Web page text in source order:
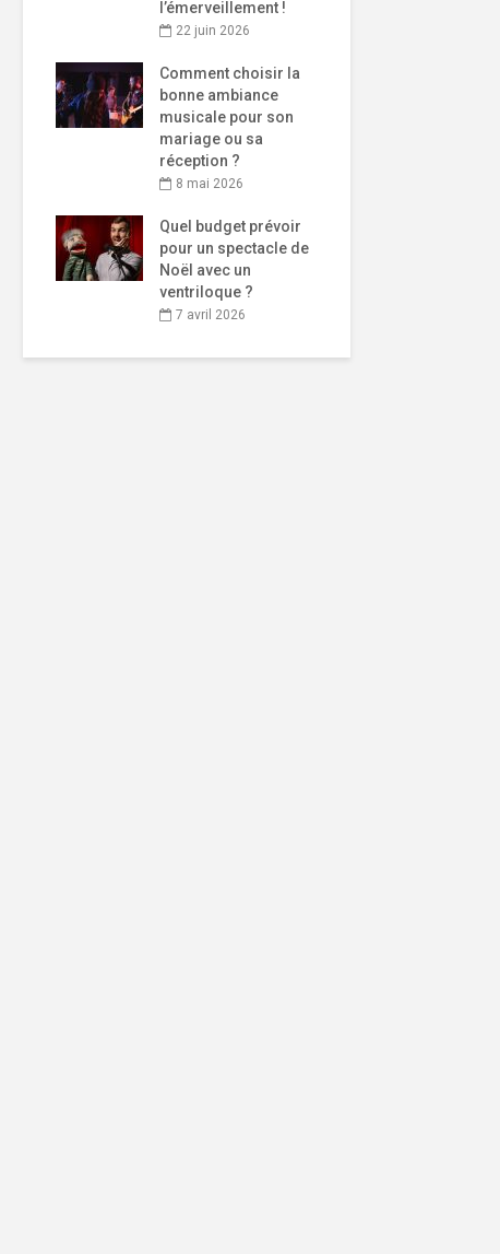
l’émerveillement !
22 juin 2026
Comment choisir la
bonne ambiance
musicale pour son
mariage ou sa
réception ?
8 mai 2026
Quel budget prévoir
pour un spectacle de
Noël avec un
ventriloque ?
7 avril 2026